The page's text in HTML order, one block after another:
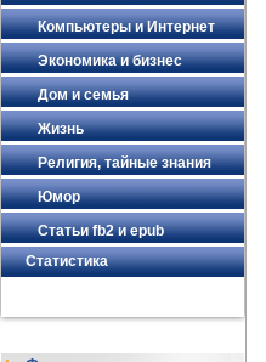
Компьютеры и Интернет
Экономика и бизнес
Дом и семья
Жизнь
Религия, тайные знания
Юмор
Статьи fb2 и epub
Статистика